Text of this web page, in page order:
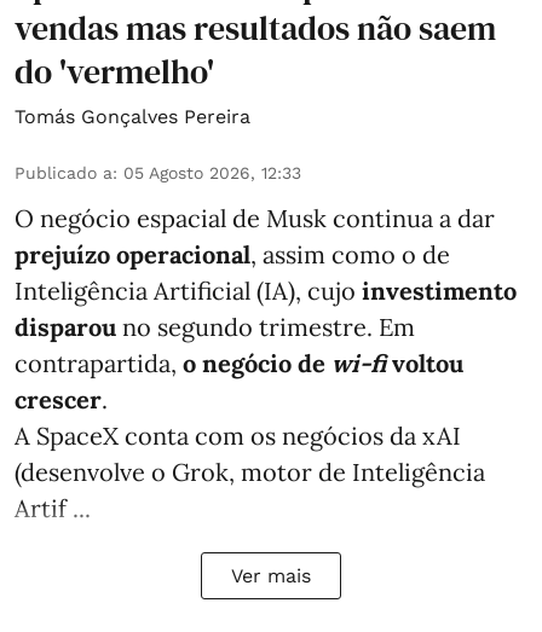
vendas mas resultados não saem
do 'vermelho'
Tomás Gonçalves Pereira
Publicado a: 05 Agosto 2026, 12:33
O negócio espacial de Musk continua a dar
prejuízo operacional, assim como o de
Inteligência Artificial (IA), cujo investimento
disparou no segundo trimestre. Em
contrapartida, o negócio de wi-fivoltou
crescer.
A SpaceX conta com os negócios da xAI
(desenvolve o Grok, motor de Inteligência
Artif ...
Ver mais